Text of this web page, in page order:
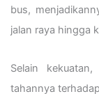
bus,
jalan raya hingga
Selain
tahannya